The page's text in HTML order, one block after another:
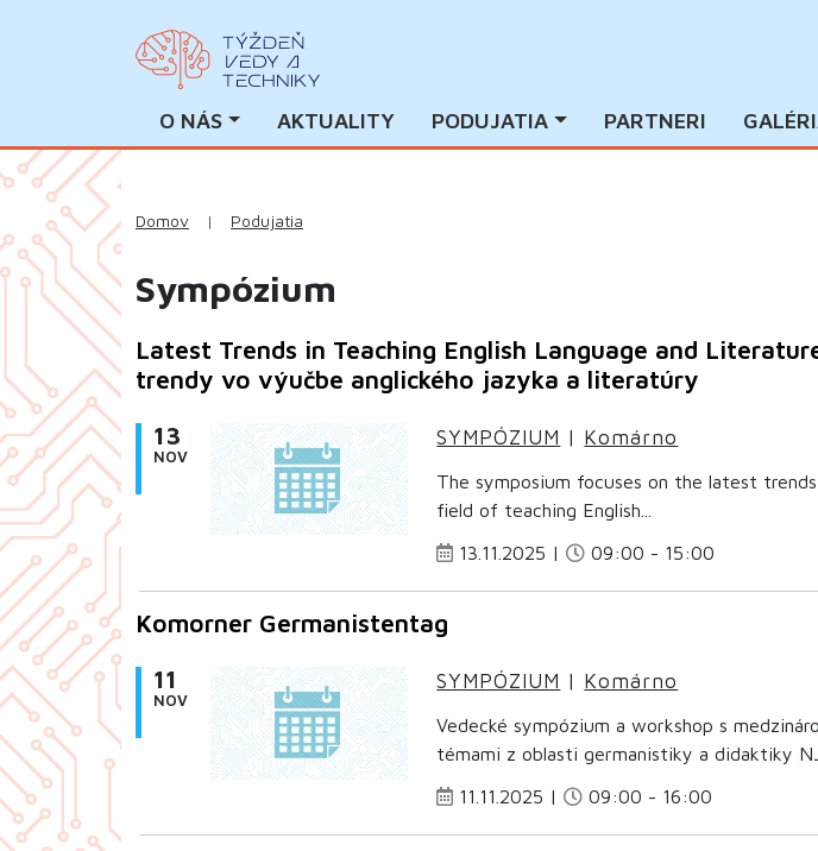
O NÁS AKTUALITY PODUJATIA PARTNERI
Domov | Podujatia
Sympózium
Latest Trends in Teaching English Language and
trendy vo výučbe anglického jazyka a literatúry
13
NOV
SYMPÓZIUM | Komárno
The symposium focuses on the latest
field of teaching English...
13.11.2025 |
09:00 - 15:00
Komorner Germanistentag
11
NOV
SYMPÓZIUM | Komárno
Vedecké sympózium a workshop s
témami z oblasti germanistiky a didaktiky
11.11.2025 |
09:00 - 16:00